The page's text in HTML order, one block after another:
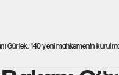
Gürlek: 140 yeni mahkemenin